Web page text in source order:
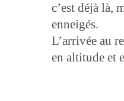
c’est déjà là,
enneigés.
L’arrivée au
en altitude et